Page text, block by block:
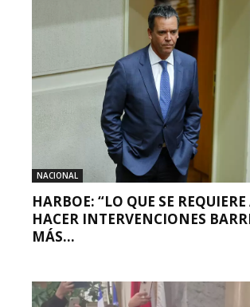
NACIONAL
HARBOE: “LO QUE SE
HACER INTERVENCIONES
MÁS...